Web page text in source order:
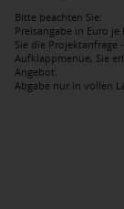
Bitte beachten Sie:
Preisangabe in Euro
Sie die Projektanfrage
Aufklappmenue, Sie
Angebot.
Abgabe nur in vollen